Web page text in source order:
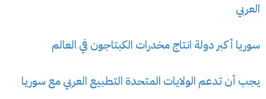
العربي
سوريا أكبر دولة انتاج مخدرات الكبتاجون في العالم
يجب أن تدعم الولايات المتحدة التطبيع العربي مع سوريا